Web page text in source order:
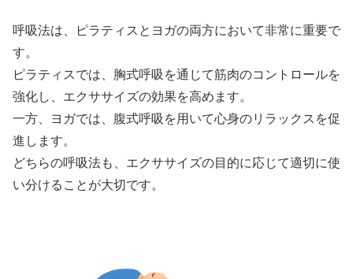
呼吸法は、ピラティスとヨガの両方において非常に重要で
す。
ピラティスでは、胸式呼吸を通じて筋肉のコントロールを
強化し、エクササイズの効果を高めます。
一方、ヨガでは、腹式呼吸を用いて心身のリラックスを促
進します。
どちらの呼吸法も、エクササイズの目的に応じて適切に使
い分けることが大切です。